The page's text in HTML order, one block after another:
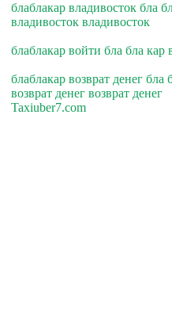
блаблакар владивосток бла
владивосток владивосток
блаблакар войти бла бла
блаблакар возврат денег бла
возврат денег возврат денег
Taxiuber7.com